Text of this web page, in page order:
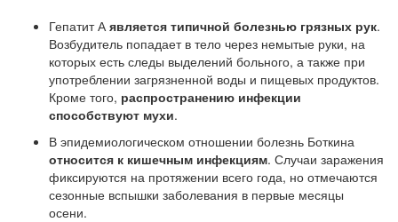
Гепатит Аявляется типичной болезнью грязных рук.
Возбудитель попадает в тело через немытые руки, на
которых есть следы выделений больного, а также при
употреблении загрязненной воды и пищевых продуктов.
Кроме того, распространению инфекции
способствуют мухи.
В эпидемиологическом отношении болезнь Боткина
относится к кишечным инфекциям. Случаи заражения
фиксируются на протяжении всего года, но отмечаются
сезонные вспышки заболевания в первые месяцы
осени.